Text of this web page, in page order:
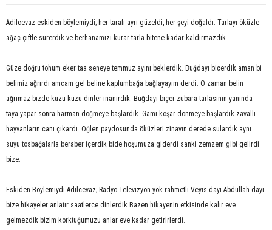
Adilcevaz eskiden böylemiydi; her tarafı ayrı güzeldi, her şeyi doğaldı. Tarlayı öküzle
ağaç çiftle sürerdik ve berhanamızı kurar tarla bitene kadar kaldırmazdık.
Güze doğru tohum eker taa seneye temmuz ayını beklerdik. Buğdayı biçerdik aman bi
belimiz ağrırdı amcam gel beline kaplumbağa bağlayayım derdi. O zaman belin
ağrımaz bizde kuzu kuzu dinler inanırdık. Buğdayı biçer zubara tarlasının yanında
taya yapar sonra harman döğmeye başlardık. Gamı koşar dönmeye başlardık zavallı
hayvanların canı çıkardı. Öğlen paydosunda öküzleri zinavın derede sulardık aynı
suyu tosbağalarla beraber içerdik bide hoşumuza giderdi sanki zemzem gibi gelirdi
bize.
Eskiden Böylemiydi Adilcevaz; Radyo Televizyon yok rahmetli Veyis dayı Abdullah dayı
bize hikayeler anlatır saatlerce dinlerdik.Bazen hikayenin etkisinde kalır eve
gelmezdik bizim korktuğumuzu anlar eve kadar getirirlerdi.